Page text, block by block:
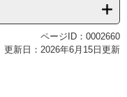
ページID：0002660
更新日：2026年6月15日更新